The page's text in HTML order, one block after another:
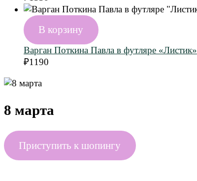
В корзину
Варган Поткина Павла в футляре «Листик»
₽1190
8 марта
Приступить к шопингу